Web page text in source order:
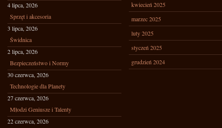
4 lipca, 2026
Sprzęt i akcesoria
3 lipca, 2026
Świdnica
2 lipca, 2026
Bezpieczeństwo i Normy
30 czerwca, 2026
Technologie dla Planety
27 czerwca, 2026
Młodzi Geniusze i Talenty
22 czerwca, 2026
kwiecień 2025
marzec 2025
luty 2025
styczeń 2025
grudzień 2024